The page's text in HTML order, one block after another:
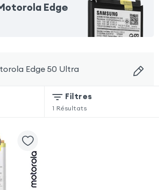
Edge
Edge 50 Ultra
Filtres
1 Résultats